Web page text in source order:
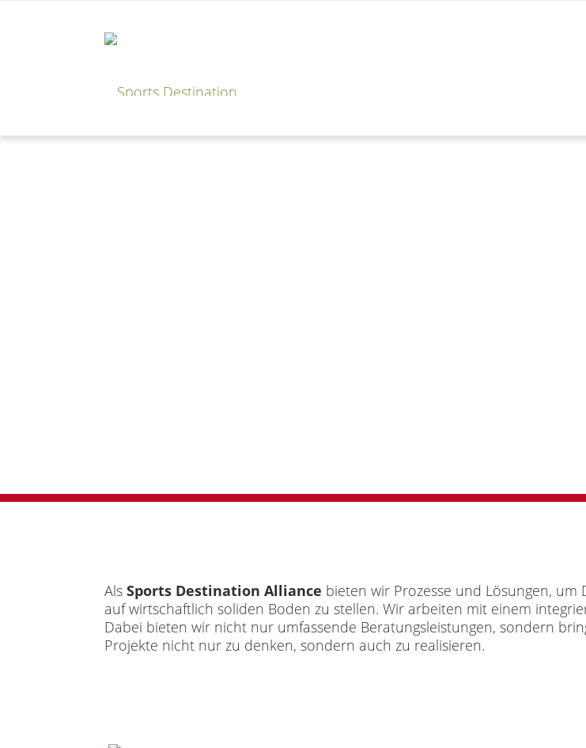
Als Sports Destination Alliance bieten wir Prozesse und Lösungen,
auf wirtschaftlich soliden Boden zu stellen. Wir arbeiten mit einem
Dabei bieten wir nicht nur umfassende Beratungsleistungen, sondern
Projekte nicht nur zu denken, sondern auch zu realisieren.